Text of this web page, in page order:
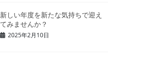
新しい年度を新たな気持ちで迎え
てみませんか？
2025年2月10日